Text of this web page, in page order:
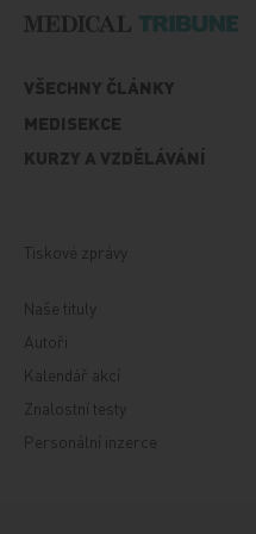
VŠECHNY ČLÁNKY
MEDISEKCE
KURZY A VZDĚLÁVÁNÍ
Tiskové zprávy
Naše tituly
Autoři
Kalendář akcí
Znalostní testy
Personální inzerce